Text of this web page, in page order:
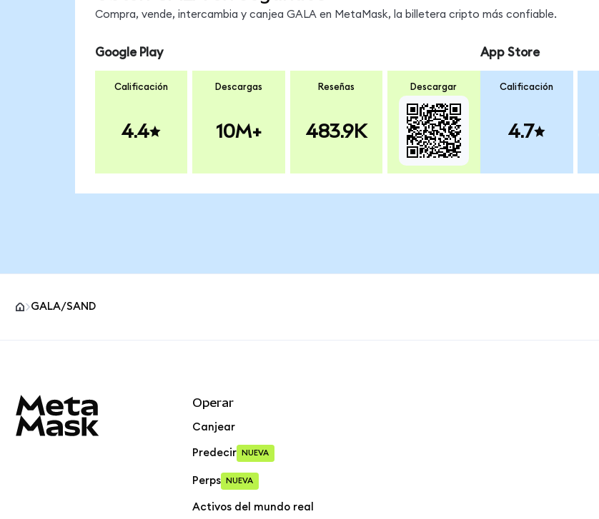
Compra, vende, intercambia y canjea GALA en MetaMask, la billetera cripto más confiable.
Google Play
Calificación
4.4
Descargas
10M+
Reseñas
483.9K
Descargar
App Store
Calificación
4.7
GALA/SAND
Operar
Canjear
Predecir NUEVA
Perps NUEVA
Activos del mundo real